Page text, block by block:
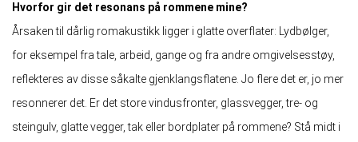
Hvorfor gir det resonans på rommene mine?
Årsaken til dårlig romakustikk ligger i glatte overflater: Lydbølger,
for eksempel fra tale, arbeid, gange og fra andre omgivelsesstøy,
reflekteres av disse såkalte gjenklangsflatene. Jo flere det er, jo mer
resonnerer det. Er det store vindusfronter, glassvegger, tre- og
steingulv, glatte vegger, tak eller bordplater på rommene? Stå midt i